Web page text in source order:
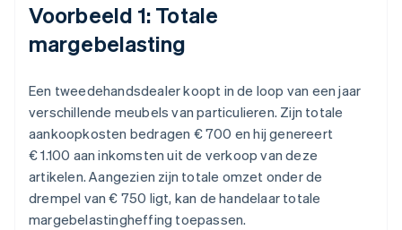
Voorbeeld 1: Totale
margebelasting
Een tweedehandsdealer koopt in de loop van een jaar
verschillende meubels van particulieren. Zijn totale
aankoopkosten bedragen € 700 en hij genereert
€ 1.100 aan inkomsten uit de verkoop van deze
artikelen. Aangezien zijn totale omzet onder de
drempel van € 750 ligt, kan de handelaar totale
margebelastingheffing toepassen.